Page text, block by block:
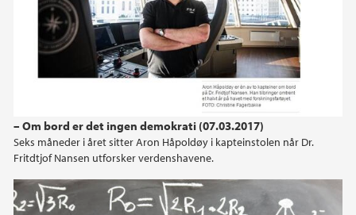
– Om bord er det ingen demokrati (07.03.2017)
Seks måneder i året sitter Aron Håpoldøy i kapteinstolen når Dr.
Fritdtjof Nansen utforsker verdenshavene.